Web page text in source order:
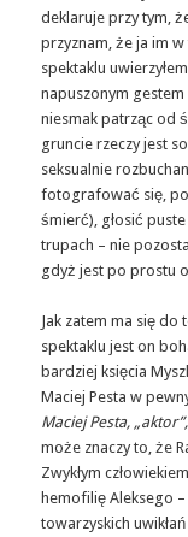
deklaruje przy tym,
przyznam, że ja im
spektaklu
napuszonym
niesmak patrząc od
gruncie rzeczy jest
seksualnie
fotografować się,
śmierć), głosić
trupach – nie
gdyż jest po prostu
Jak zatem ma się do
spektaklu jest on
bardziej księcia
Maciej Pesta w
Maciej Pesta,
może znaczy to, że
Zwykłym
hemofilię Aleksego
towarzyskich